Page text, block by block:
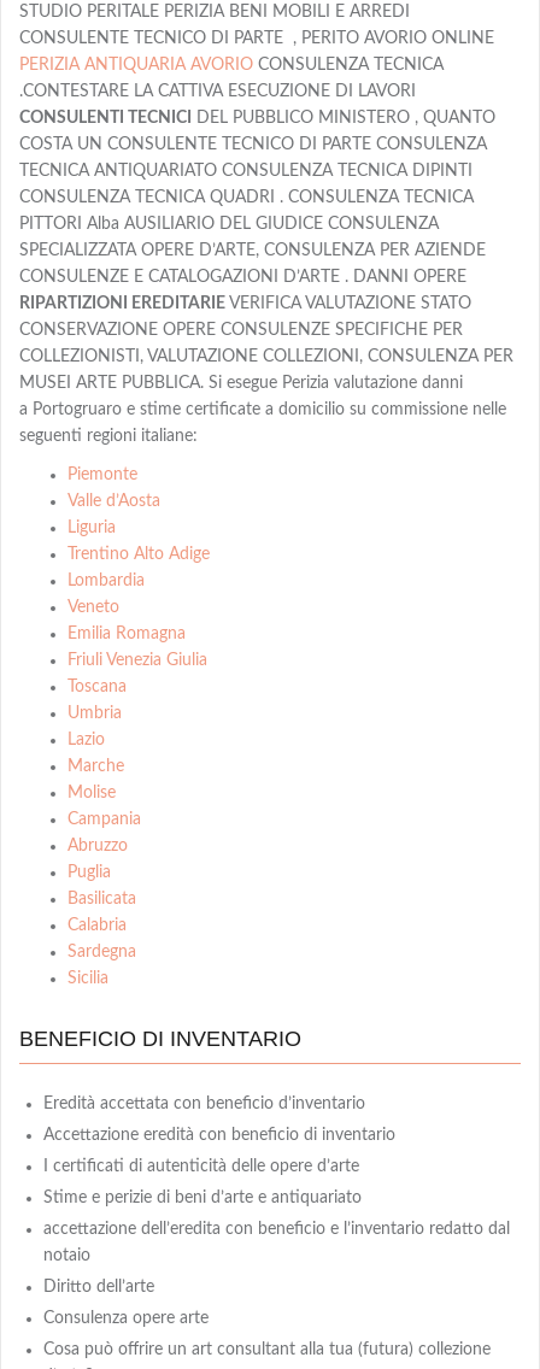
STUDIO PERITALE PERIZIA BENI MOBILI E ARREDI
CONSULENTE TECNICO DI PARTE , PERITO AVORIO ONLINE
PERIZIA ANTIQUARIA AVORIO CONSULENZA TECNICA
.CONTESTARE LA CATTIVA ESECUZIONE DI LAVORI
CONSULENTI TECNICI
DEL PUBBLICO MINISTERO , QUANTO
COSTA UN CONSULENTE TECNICO DI PARTE CONSULENZA
TECNICA ANTIQUARIATO CONSULENZA TECNICA DIPINTI
CONSULENZA TECNICA QUADRI . CONSULENZA TECNICA
PITTORI Alba AUSILIARIO DEL GIUDICE CONSULENZA
SPECIALIZZATA OPERE D’ARTE, CONSULENZA PER AZIENDE
CONSULENZE E CATALOGAZIONI D’ARTE . DANNI OPERE
RIPARTIZIONI EREDITARIE VERIFICA VALUTAZIONE STATO
CONSERVAZIONE OPERE CONSULENZE SPECIFICHE PER
COLLEZIONISTI, VALUTAZIONE COLLEZIONI, CONSULENZA PER
MUSEI ARTE PUBBLICA. Si esegue Perizia valutazione danni
a Portogruaro e stime certificate a domicilio su commissione nelle
seguenti regioni italiane:
Piemonte
Valle d’Aosta
Liguria
Trentino Alto Adige
Lombardia
Veneto
Emilia Romagna
Friuli Venezia Giulia
Toscana
Umbria
Lazio
Marche
Molise
Campania
Abruzzo
Puglia
Basilicata
Calabria
Sardegna
Sicilia
BENEFICIO DI INVENTARIO
Eredità accettata con beneficio d’inventario
Accettazione eredità con beneficio di inventario
I certificati di autenticità delle opere d’arte
Stime e perizie di beni d’arte e antiquariato
accettazione dell’eredita con beneficio e l’inventario redatto dal
notaio
Diritto dell’arte
Consulenza opere arte
Cosa può offrire un art consultant alla tua (futura) collezione